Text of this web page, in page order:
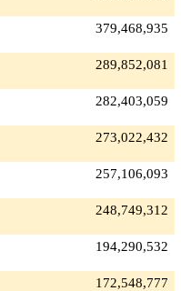
379,468,935
289,852,081
282,403,059
273,022,432
257,106,093
248,749,312
194,290,532
172,548,777